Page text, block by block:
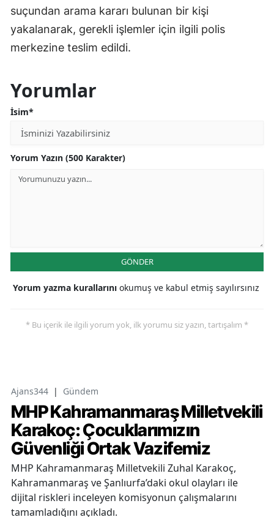
suçundan arama kararı bulunan bir kişi
yakalanarak, gerekli işlemler için ilgili polis
merkezine teslim edildi.
Yorumlar
İsim*
Yorum Yazın (500 Karakter)
GÖNDER
Yorum yazma kurallarını okumuş ve kabul etmiş sayılırsınız
* Bu içerik ile ilgili yorum yok, ilk yorumu siz yazın, tartışalım *
Ajans344 | Gündem
MHP Kahramanmaraş Milletvekili
Karakoç: Çocuklarımızın
Güvenliği Ortak Vazifemiz
MHP Kahramanmaraş Milletvekili Zuhal Karakoç,
Kahramanmaraş ve Şanlıurfa’daki okul olayları ile
dijital riskleri inceleyen komisyonun çalışmalarını
tamamladığını açıkladı.